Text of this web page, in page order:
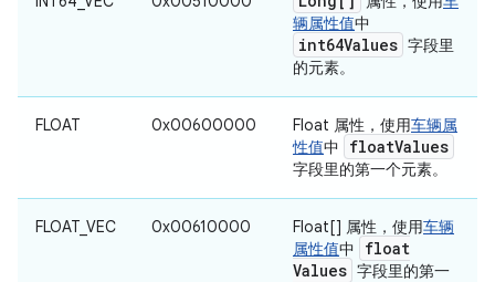
辆属性值中
int64Values 字段里
的元素。
FLOAT 0x00600000 Float 属性，使用车辆属
性值中 floatValues
字段里的第一个元素。
FLOAT_VEC 0x00610000 Float[] 属性，使用车辆
属性值中
float
Values 字段里的第一